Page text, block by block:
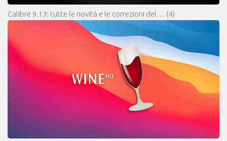
Calibre 9.13: tutte le novità e le correzioni del… (4)